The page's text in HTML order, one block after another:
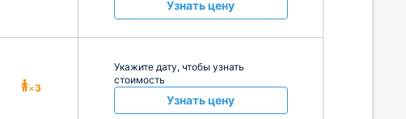
Узнать цену
×3
Укажите дату, чтобы узнать
стоимость
Узнать цену